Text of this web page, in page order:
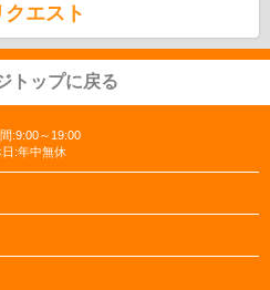
エスト
トップに戻る
:9:00～19:00
日:年中無休